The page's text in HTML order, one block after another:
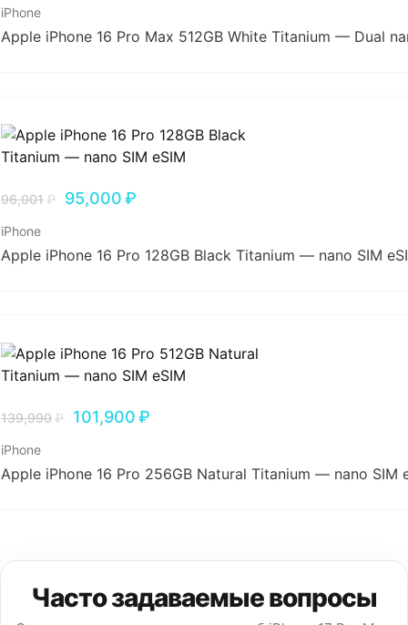
iPhone
Apple iPhone 16 Pro Max 512GB White Titanium — Dual
96,001₽ 95,000₽
iPhone
Apple iPhone 16 Pro 128GB Black Titanium — nano SIM
139,990₽ 101,900₽
iPhone
Apple iPhone 16 Pro 256GB Natural Titanium — nano SIM
Часто задаваемые вопросы